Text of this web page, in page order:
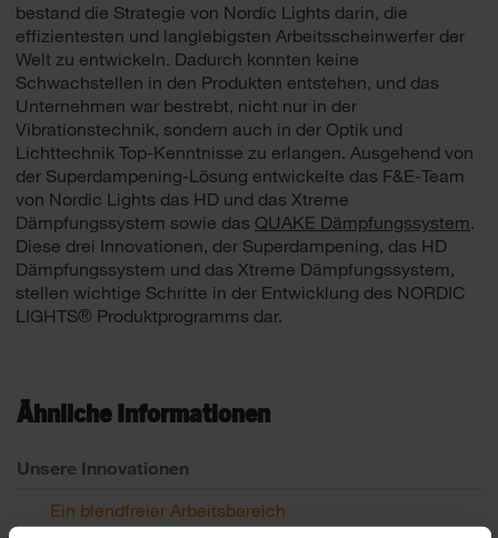
bestand die Strategie von Nordic Lights darin, die
effizientesten und langlebigsten Arbeitsscheinwerfer der
Welt zu entwickeln. Dadurch konnten keine
Schwachstellen in den Produkten entstehen, und das
Unternehmen war bestrebt, nicht nur in der
Vibrationstechnik, sondern auch in der Optik und
Lichttechnik Top-Kenntnisse zu erlangen. Ausgehend von
der Superdampening-Lösung entwickelte das F&E-Team
von Nordic Lights das HD und das Xtreme
Dämpfungssystem sowie das QUAKE Dämpfungssystem.
Diese drei Innovationen, der Superdampening, das HD
Dämpfungssystem und das Xtreme Dämpfungssystem,
stellen wichtige Schritte in der Entwicklung des NORDIC
LIGHTS® Produktprogramms dar.
Ähnliche Informationen
Unsere Innovationen
Ein blendfreier Arbeitsbereich